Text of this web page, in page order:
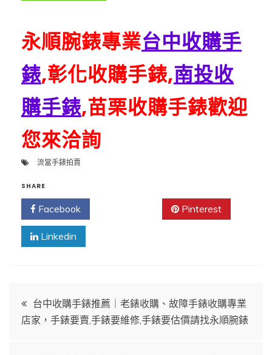
永順腕錶專業台中收購手
錶,彰化收購手錶,南投收
購手錶,苗栗收購手錶歡迎
您來洽詢
流當手錶拍賣
SHARE
Facebook Pinterest
Linkedin
文
章
台中收購手錶推薦｜老錶收購、故障手錶收購專業
店家，手錶要賣,手錶要維修,手錶要估價請找永順腕錶